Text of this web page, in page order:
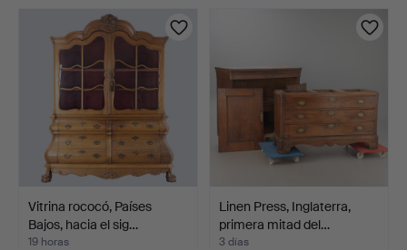
Hamburg
Vitrina rococó, Países
Bajos, hacia el sig…
19 horas
Linen Press, Inglaterra,
primera mitad del…
3 días